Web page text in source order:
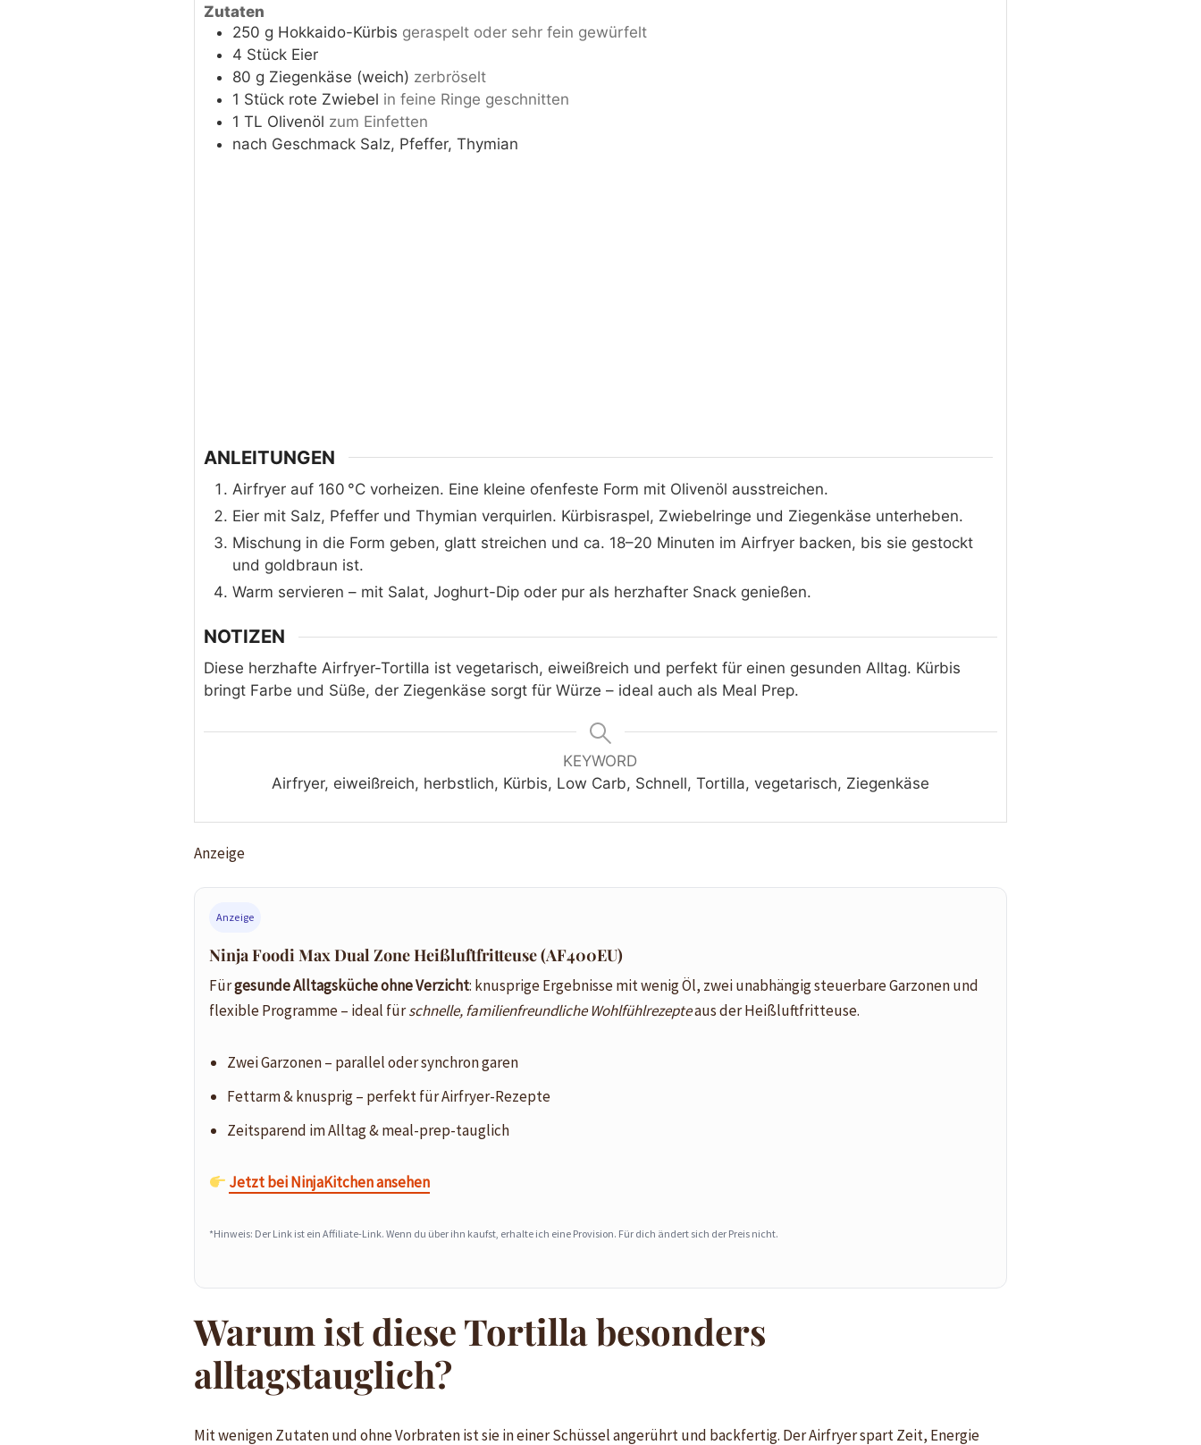
Zutaten
250 g Hokkaido-Kürbis geraspelt oder sehr fein gewürfelt
4 Stück Eier
80 g Ziegenkäse (weich) zerbröselt
1 Stück rote Zwiebel in feine Ringe geschnitten
1 TL Olivenöl zum Einfetten
nach Geschmack Salz, Pfeffer, Thymian
ANLEITUNGEN
Airfryer auf 160 °C vorheizen. Eine kleine ofenfeste Form mit Olivenöl ausstreichen.
Eier mit Salz, Pfeffer und Thymian verquirlen. Kürbisraspel, Zwiebelringe und Ziegenkäse unterheben.
Mischung in die Form geben, glatt streichen und ca. 18–20 Minuten im Airfryer backen, bis sie gestockt
und goldbraun ist.
Warm servieren – mit Salat, Joghurt-Dip oder pur als herzhafter Snack genießen.
NOTIZEN
Diese herzhafte Airfryer-Tortilla ist vegetarisch, eiweißreich und perfekt für einen gesunden Alltag. Kürbis
bringt Farbe und Süße, der Ziegenkäse sorgt für Würze – ideal auch als Meal Prep.
KEYWORD
Airfryer, eiweißreich, herbstlich, Kürbis, Low Carb, Schnell, Tortilla, vegetarisch, Ziegenkäse
Anzeige
Anzeige
Ninja Foodi Max Dual Zone Heißluftfritteuse (AF400EU)
Fürgesunde Alltagsküche ohne Verzicht: knusprige Ergebnisse mit wenig Öl, zwei unabhängig steuerbare Garzonen und
flexible Programme – ideal fürschnelle, familienfreundliche Wohlfühlrezepteaus der Heißluftfritteuse.
Zwei Garzonen – parallel oder synchron garen
Fettarm & knusprig – perfekt für Airfryer-Rezepte
Zeitsparend im Alltag & meal-prep-tauglich
Jetzt bei NinjaKitchen ansehen
*Hinweis: Der Link ist ein Affiliate-Link. Wenn du über ihn kaufst, erhalte ich eine Provision. Für dich ändert sich der Preis nicht.
Warum ist diese Tortilla besonders
alltagstauglich?
Mit wenigen Zutaten und ohne Vorbraten ist sie in einer Schüssel angerührt und backfertig. Der Airfryer spart Zeit, Energie